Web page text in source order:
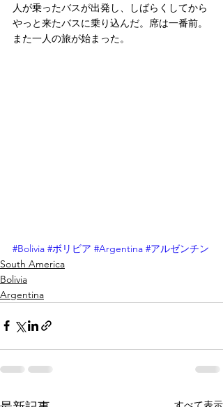
人が乗ったバスが出発し、しばらくしてから
やっと来たバスに乗り込んだ。席は一番前。
また一人の旅が始まった。
#Bolivia #ボリビア #Argentina #アルゼンチン
South America
Bolivia
Argentina